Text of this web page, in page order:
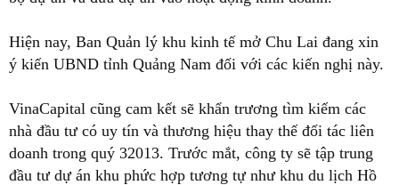
Hiện nay, Ban Quản lý khu kinh tế mở Chu Lai đang xin
ý kiến UBND tỉnh Quảng Nam đối với các kiến nghị này.
VinaCapital cũng cam kết sẽ khẩn trương tìm kiếm các
nhà đầu tư có uy tín và thương hiệu thay thế đối tác liên
doanh trong quý 32013. Trước mắt, công ty sẽ tập trung
đầu tư dự án khu phức hợp tương tự như khu du lịch Hồ